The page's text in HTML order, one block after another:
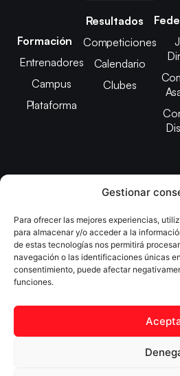
Gestionar
Para ofrecer las mejores experiencias,
para almacenar y/o acceder a la
de estas tecnologías nos permitirá
navegación o las identificaciones únicas
consentimiento, puede afectar
funciones.
Formación
Entrenadores
Campus
Plataforma
Resultados
Competiciones
Calendario
Clubes
Copyright © 2025 Federación
Desarrollado por
Aviso Legal